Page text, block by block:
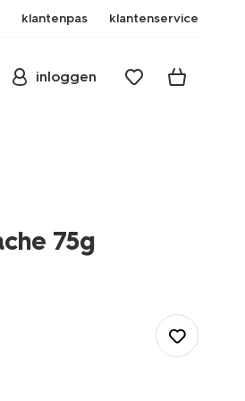
klantenpas klantenservice
inloggen
75g